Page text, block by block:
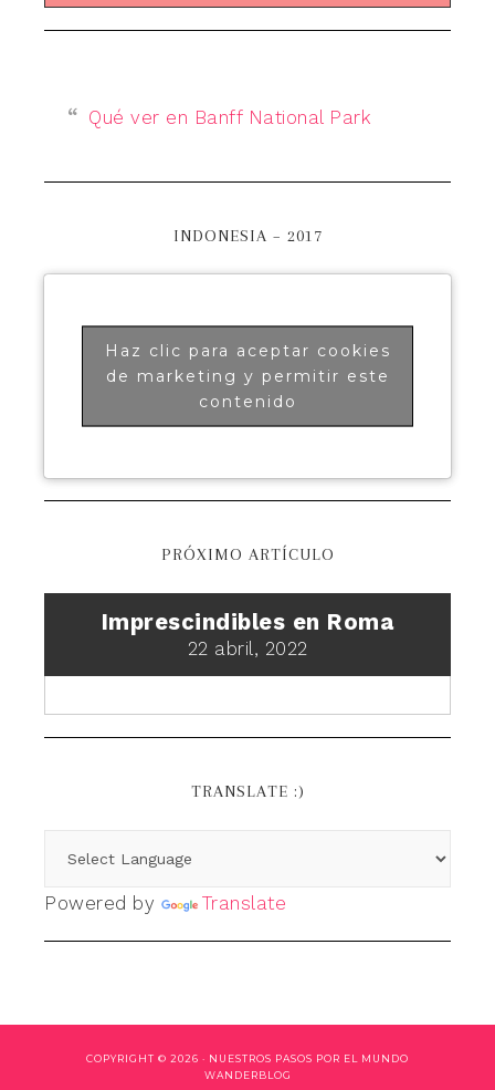
Qué ver en Banff National Park
INDONESIA – 2017
Haz clic para aceptar cookies
de marketing y permitir este
contenido
PRÓXIMO ARTÍCULO
Imprescindibles en Roma
22 abril, 2022
TRANSLATE :)
Powered by Translate
COPYRIGHT © 2026 · NUESTROS PASOS POR EL MUNDO
WANDERBLOG